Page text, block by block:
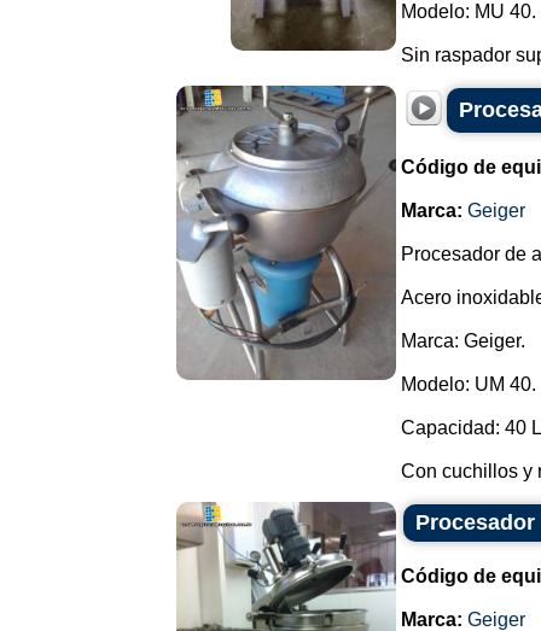
Modelo: MU 40.
Sin raspador
Código de
Marca: Geiger
Procesador de
Acero
Marca: Geiger.
Modelo: UM 40.
Capacidad: 40
Con cuchillos y
Procesador
Código de
Marca: Geiger